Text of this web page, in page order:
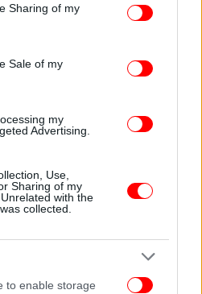
behaviour. You may click to
and its third-party tags to
purposes in below Google
Sharing of my
Sale of my
my
Advertising.
Use,
Sharing of my
with the
collected.
to enable storage
4 με 5 μποφόρ.
17 με 18 και στη νότια
Κελσίου.
– Δωδεκάνησα
Στα Δωδεκάνησα αραιές
πιο πυκνές με
βροχών.